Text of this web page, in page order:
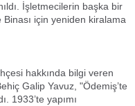
İşletmecilerin başka bir
Binası için yeniden kiralama
hakkında bilgi veren
Galip Yavuz, "Ödemiş’te
1933’te yapımı